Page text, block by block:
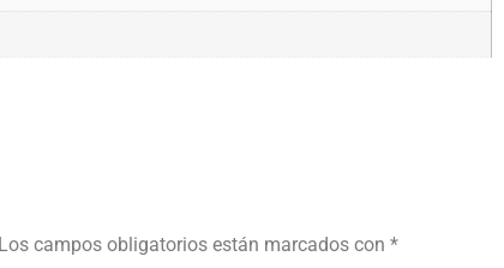
Los campos obligatorios están marcados con *